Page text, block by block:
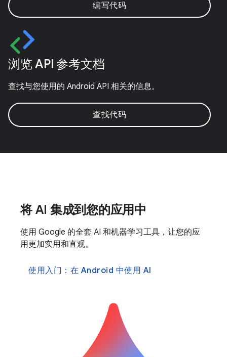
编写代码
浏览 API 参考文档
查找与您使用的 Android API 相关的信息。
查找代码
将 AI 集成到您的应用中
使用 Google 的全套 AI 和机器学习工具，让您的应
用更加实用和直观。
使用入门：在 Android 中使用 AI